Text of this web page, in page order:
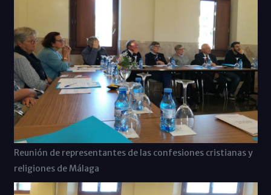
Reunión de representantes de las confesiones cristianas y
religiones de Málaga